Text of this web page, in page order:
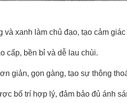
và xanh làm chủ đạo, tạo cảm
cấp, bền bỉ và dễ lau chùi.
giản, gọn gàng, tạo sự thông
bố trí hợp lý, đảm bảo đủ ánh